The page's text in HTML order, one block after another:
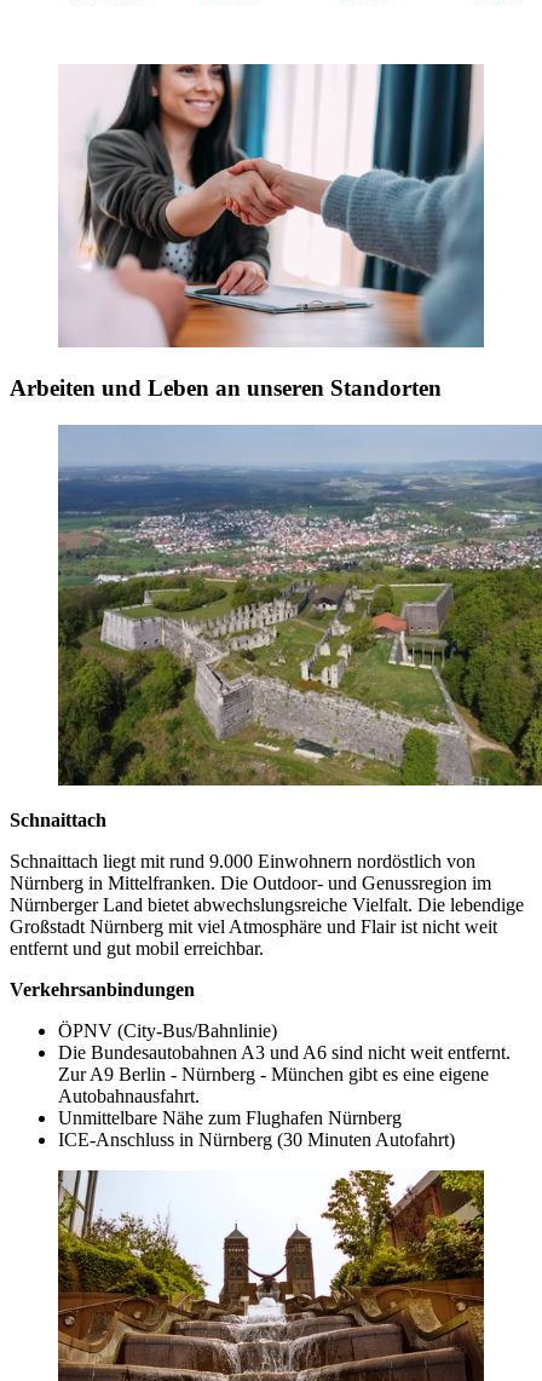
Arbeiten und Leben an unseren Standorten
Schnaittach
Schnaittach liegt mit rund 9.000 Einwohnern nordöstlich von
Nürnberg in Mittelfranken. Die Outdoor- und Genussregion im
Nürnberger Land bietet abwechslungsreiche Vielfalt. Die lebendige
Großstadt Nürnberg mit viel Atmosphäre und Flair ist nicht weit
entfernt und gut mobil erreichbar.
Verkehrsanbindungen
ÖPNV (City-Bus/Bahnlinie)
Die Bundesautobahnen A3 und A6 sind nicht weit entfernt.
Zur A9 Berlin - Nürnberg - München gibt es eine eigene
Autobahnausfahrt.
Unmittelbare Nähe zum Flughafen Nürnberg
ICE-Anschluss in Nürnberg (30 Minuten Autofahrt)